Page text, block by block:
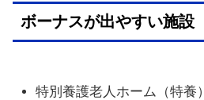
ボーナスが出やすい施設
特別養護老人ホーム（特養）